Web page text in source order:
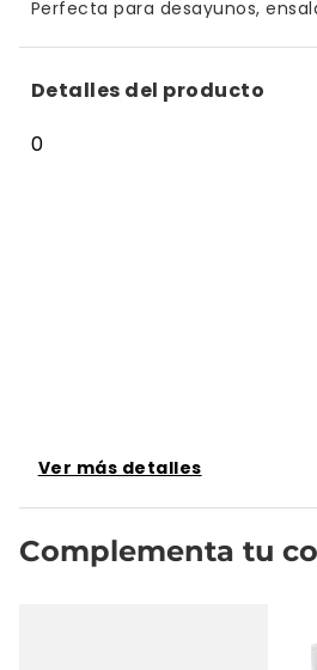
Perfecta para desayunos,
Detalles del producto
0
Ver más detalles
Complementa tu